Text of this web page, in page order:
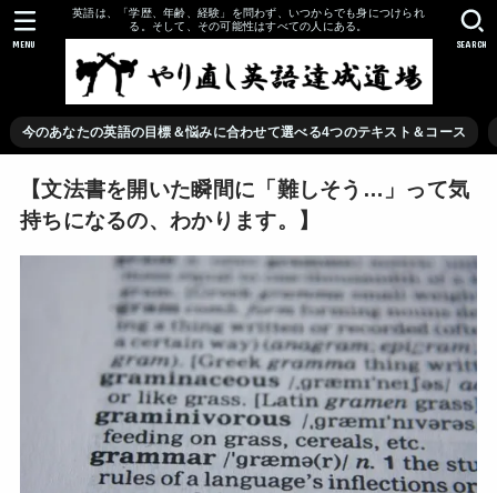
英語は、「学歴、年齢、経験」を問わず、いつからでも身につけられ
る。そして、その可能性はすべての人にある。
今のあなたの英語の目標＆悩みに合わせて選べる4つのテキスト＆コース
SEARCH
MENU
【文法書を開いた瞬間に「難しそう…」って気
持ちになるの、わかります。】